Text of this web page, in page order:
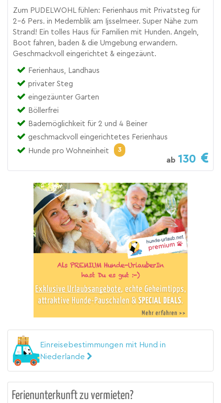
Zum PUDELWOHL fühlen: Ferienhaus mit Privatsteg für
2-6 Pers. in Medemblik am Ijsselmeer. Super Nähe zum
Strand! Ein tolles Haus für Familien mit Hunden. Angeln,
Boot fahren, baden & die Umgebung erwandern.
Geschmackvoll eingerichtet & eingezäunt.
Ferienhaus, Landhaus
privater Steg
eingezäunter Garten
Böllerfrei
Bademöglichkeit für 2 und 4 Beiner
geschmackvoll eingerichtetes Ferienhaus
Hunde pro Wohneinheit
3
ab 130
Einreisebestimmungen mit Hund in
Niederlande
Ferienunterkunft zu vermieten?